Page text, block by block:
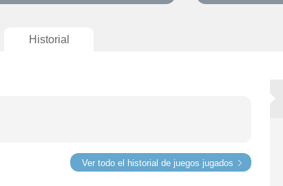
Historial
Ver todo el historial de juegos jugados